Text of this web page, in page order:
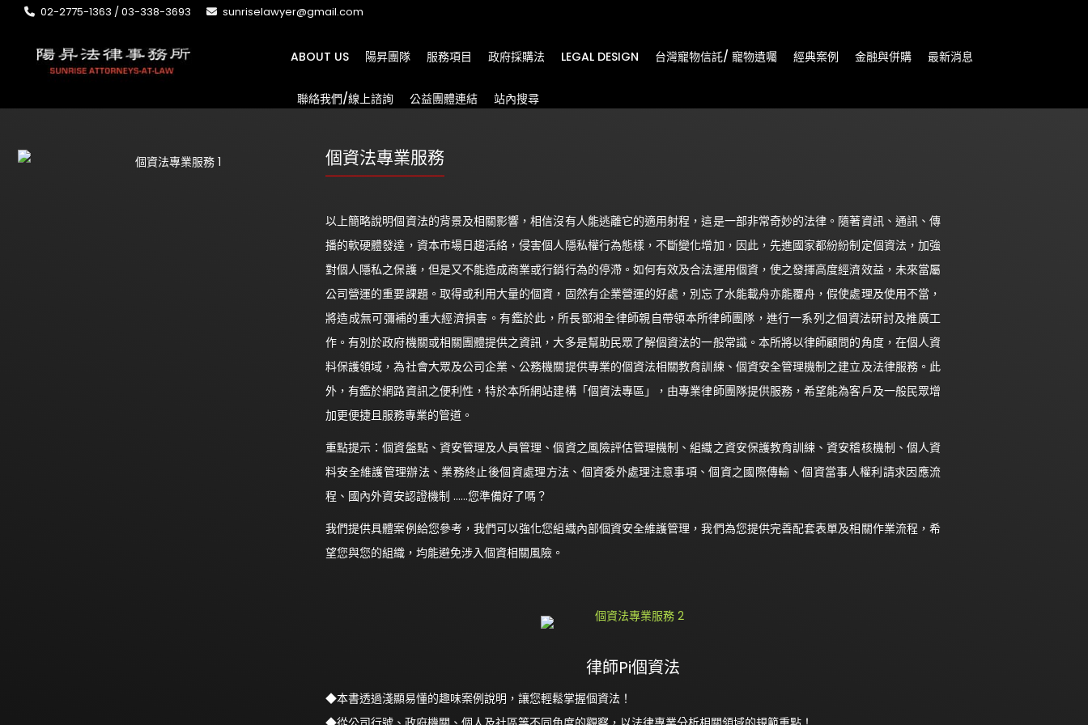
02-2775-1363 / 03-338-3693 sunriselawyer@gmail.com
ABOUT US 陽昇團隊 服務項目 政府採購法 LEGAL DESIGN 台灣寵物信託/ 寵物遺囑 經典案例 金融與併購 最新消息
聯絡我們/線上諮詢 公益團體連結 站內搜尋
個資法專業服務
以上簡略說明個資法的背景及相關影響，相信沒有人能逃離它的適用射程，這是一部非常奇妙的法律。隨著資訊、通訊、傳
播的軟硬體發達，資本市場日趨活絡，侵害個人隱私權行為態樣，不斷變化增加，因此，先進國家都紛紛制定個資法，加強
對個人隱私之保護，但是又不能造成商業或行銷行為的停滯。如何有效及合法運用個資，使之發揮高度經濟效益，未來當屬
公司營運的重要課題。取得或利用大量的個資，固然有企業營運的好處，別忘了水能載舟亦能覆舟，假使處理及使用不當，
將造成無可彌補的重大經濟損害。有鑑於此，所長鄧湘全律師親自帶領本所律師團隊，進行一系列之個資法研討及推廣工
作。有別於政府機關或相關團體提供之資訊，大多是幫助民眾了解個資法的一般常識。本所將以律師顧問的角度，在個人資
料保護領域，為社會大眾及公司企業、公務機關提供專業的個資法相關教育訓練、個資安全管理機制之建立及法律服務。此
外，有鑑於網路資訊之便利性，特於本所網站建構「個資法專區」，由專業律師團隊提供服務，希望能為客戶及一般民眾增
加更便捷且服務專業的管道。
重點提示：個資盤點、資安管理及人員管理、個資之風險評估管理機制、組織之資安保護教育訓練、資安稽核機制、個人資
料安全維護管理辦法、業務終止後個資處理方法、個資委外處理注意事項、個資之國際傳輸、個資當事人權利請求因應流
程、國內外資安認證機制 ……您準備好了嗎？
我們提供具體案例給您參考，我們可以強化您組織內部個資安全維護管理，我們為您提供完善配套表單及相關作業流程，希
望您與您的組織，均能避免涉入個資相關風險。
律師Pi個資法
◆本書透過淺顯易懂的趣味案例說明，讓您輕鬆掌握個資法！